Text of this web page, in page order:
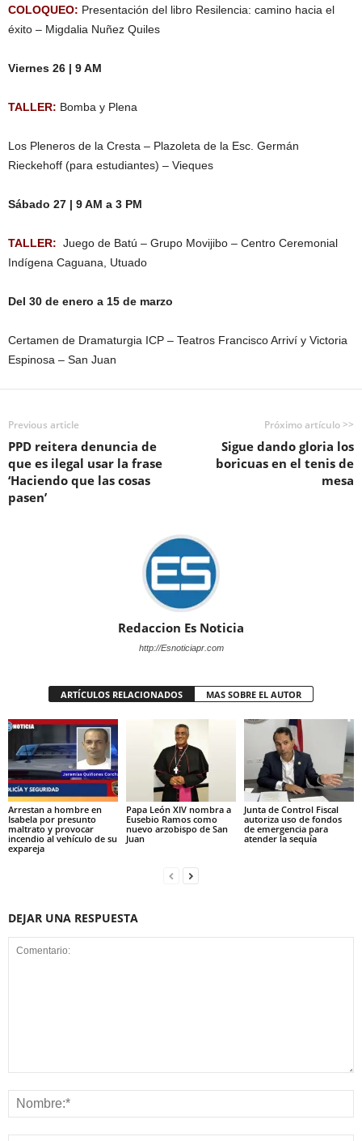
COLOQUEO: Presentación del libro Resilencia: camino hacia el
éxito – Migdalia Nuñez Quiles
Viernes 26 | 9 AM
TALLER: Bomba y Plena
Los Pleneros de la Cresta – Plazoleta de la Esc. Germán
Rieckehoff (para estudiantes) – Vieques
Sábado 27 | 9 AM a 3 PM
TALLER: Juego de Batú – Grupo Movijibo – Centro Ceremonial
Indígena Caguana, Utuado
Del 30 de enero a 15 de marzo
Certamen de Dramaturgia ICP – Teatros Francisco Arriví y Victoria
Espinosa – San Juan
Previous article
PPD reitera denuncia de
que es ilegal usar la frase
‘Haciendo que las cosas
pasen’
Próximo artículo >>
Sigue dando gloria los
boricuas en el tenis de
mesa
Redaccion Es Noticia
http://Esnoticiapr.com
ARTÍCULOS RELACIONADOS MAS SOBRE EL AUTOR
Arrestan a hombre en
Isabela por presunto
maltrato y provocar
incendio al vehículo de su
expareja
Papa León XIV nombra a
Eusebio Ramos como
nuevo arzobispo de San
Juan
Junta de Control Fiscal
autoriza uso de fondos
de emergencia para
atender la sequía
DEJAR UNA RESPUESTA